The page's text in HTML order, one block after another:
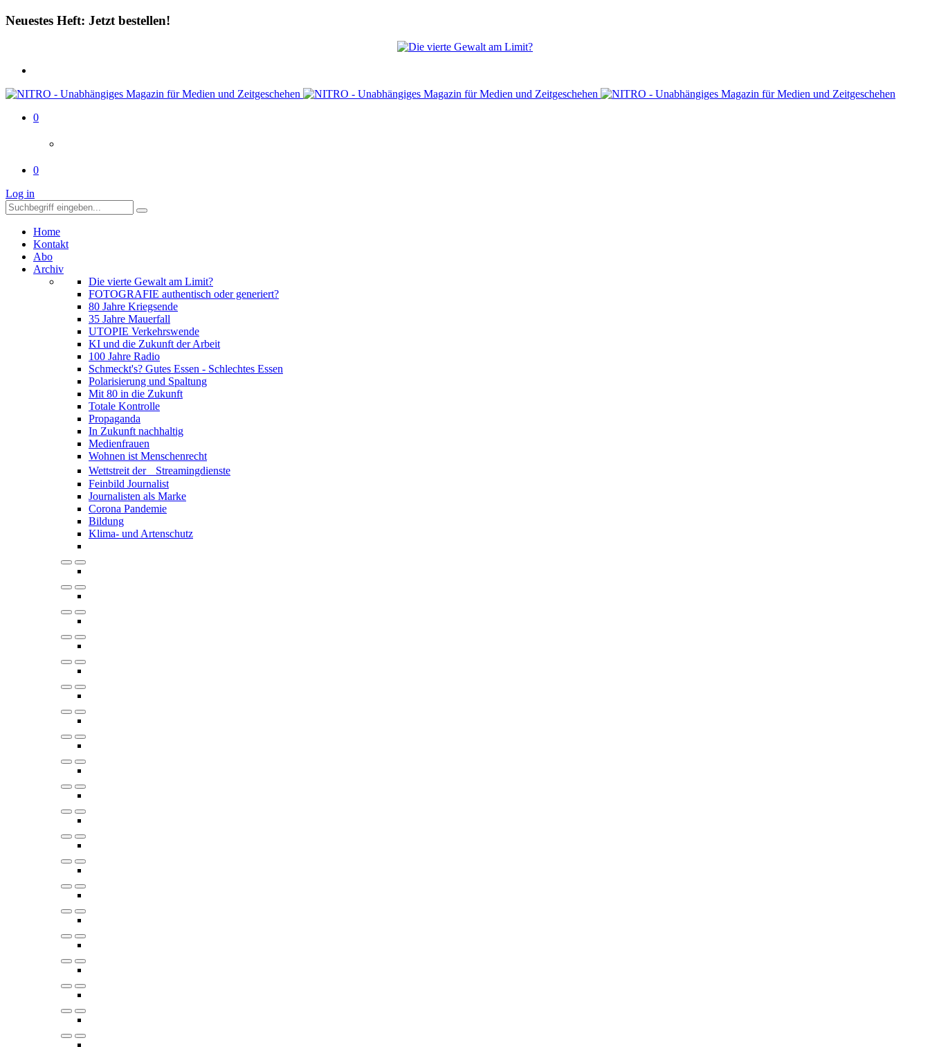
Neuestes Heft: Jetzt bestellen!
0
0
Log in
Home
Kontakt
Abo
Archiv
Die vierte Gewalt am Limit?
FOTOGRAFIE authentisch oder generiert?
80 Jahre Kriegsende
35 Jahre Mauerfall
UTOPIE Verkehrswende
KI und die Zukunft der Arbeit
100 Jahre Radio
Schmeckt's? Gutes Essen - Schlechtes Essen
Polarisierung und Spaltung
Mit 80 in die Zukunft
Totale Kontrolle
Propaganda
In Zukunft nachhaltig
Medienfrauen
Wohnen ist Menschenrecht
Wettstreit der Streamingdienste
Feinbild Journalist
Journalisten als Marke
Corona Pandemie
Bildung
Klima- und Artenschutz